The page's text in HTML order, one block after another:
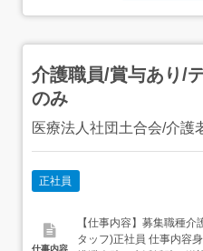
介護職員/賞与あり/
のみ
医療法人社団土合会/介護
正社員
仕事内容
【仕事内容】募集職種
タッフ)正社員 仕事内容